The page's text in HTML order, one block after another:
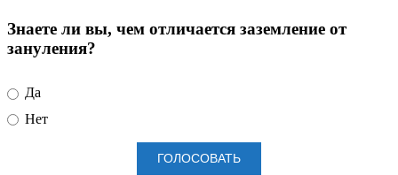
Знаете ли вы, чем отличается заземление от
зануления?
Да
Нет